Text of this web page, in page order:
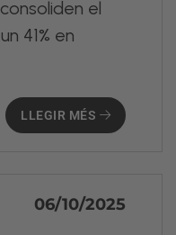
el
41% en
LLEGIR MÉS
06/10/2025